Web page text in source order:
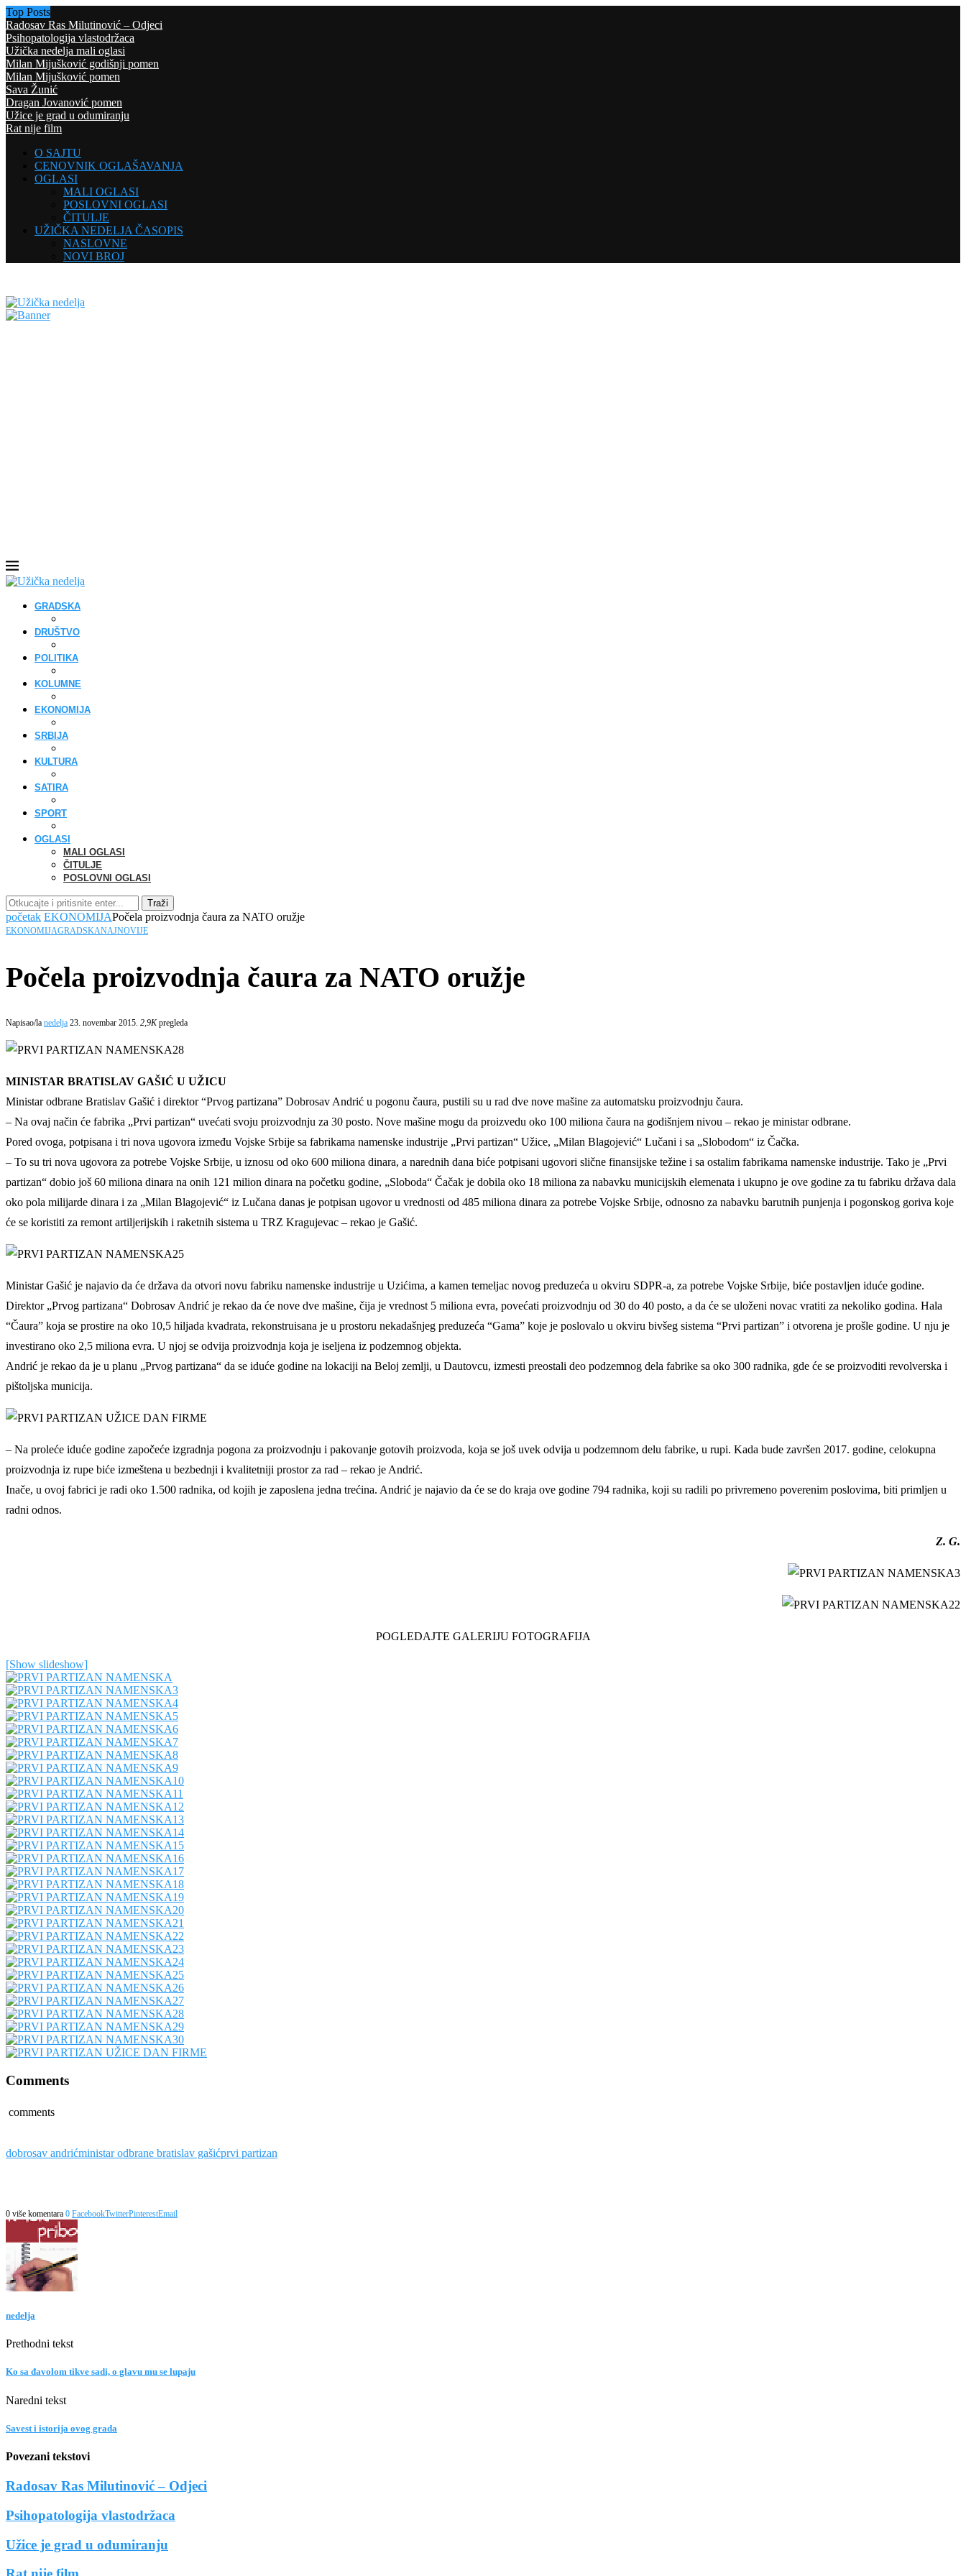
Top Posts
Radosav Ras Milutinović – Odjeci
Psihopatologija vlastodržaca
Užička nedelja mali oglasi
Milan Mijušković godišnji pomen
Milan Mijušković pomen
Sava Žunić
Dragan Jovanović pomen
Užice je grad u odumiranju
Rat nije film
O SAJTU
CENOVNIK OGLAŠAVANJA
OGLASI
MALI OGLASI
POSLOVNI OGLASI
ČITULJE
UŽIČKA NEDELJA ČASOPIS
NASLOVNE
NOVI BROJ
GRADSKA
DRUŠTVO
POLITIKA
KOLUMNE
EKONOMIJA
SRBIJA
KULTURA
SATIRA
SPORT
OGLASI
MALI OGLASI
ČITULJE
POSLOVNI OGLASI
Traži
početak EKONOMIJAPočela proizvodnja čaura za NATO oružje
EKONOMIJAGRADSKANAJNOVIJE
Počela proizvodnja čaura za NATO oružje
Napisao/la nedelja 23. novembar 2015. 2,9Kpregleda
MINISTAR BRATISLAV GAŠIĆ U UŽICU
Ministar odbrane Bratislav Gašić i direktor “Prvog partizana” Dobrosav Andrić u pogonu čaura, pustili su u rad dve nove mašine za automatsku proizvodnju čaura.
– Na ovaj način će fabrika „Prvi partizan“ uvećati svoju proizvodnju za 30 posto. Nove mašine mogu da proizvedu oko 100 miliona čaura na godišnjem nivou – rekao je ministar odbrane.
Pored ovoga, potpisana i tri nova ugovora između Vojske Srbije sa fabrikama namenske industrije „Prvi partizan“ Užice, „Milan Blagojević“ Lučani i sa „Slobodom“ iz Čačka.
– To su tri nova ugovora za potrebe Vojske Srbije, u iznosu od oko 600 miliona dinara, a narednih dana biće potpisani ugovori slične finansijske težine i sa ostalim fabrikama namenske industrije. Tako je „Prvi
partizan“ dobio još 60 miliona dinara na onih 121 milion dinara na početku godine, „Sloboda“ Čačak je dobila oko 18 miliona za nabavku municijskih elemenata i ukupno je ove godine za tu fabriku država dala
oko pola milijarde dinara i za „Milan Blagojević“ iz Lučana danas je potpisan ugovor u vrednosti od 485 miliona dinara za potrebe Vojske Srbije, odnosno za nabavku barutnih punjenja i pogonskog goriva koje
će se koristiti za remont artiljerijskih i raketnih sistema u TRZ Kragujevac – rekao je Gašić.
Ministar Gašić je najavio da će država da otvori novu fabriku namenske industrije u Uzićima, a kamen temeljac novog preduzeća u okviru SDPR-a, za potrebe Vojske Srbije, biće postavljen iduće godine.
Direktor „Prvog partizana“ Dobrosav Andrić je rekao da će nove dve mašine, čija je vrednost 5 miliona evra, povećati proizvodnju od 30 do 40 posto, a da će se uloženi novac vratiti za nekoliko godina. Hala
“Čaura” koja se prostire na oko 10,5 hiljada kvadrata, rekonstruisana je u prostoru nekadašnjeg preduzeća “Gama” koje je poslovalo u okviru bivšeg sistema “Prvi partizan” i otvorena je prošle godine. U nju je
investirano oko 2,5 miliona evra. U njoj se odvija proizvodnja koja je iseljena iz podzemnog objekta.
Andrić je rekao da je u planu „Prvog partizana“ da se iduće godine na lokaciji na Beloj zemlji, u Dautovcu, izmesti preostali deo podzemnog dela fabrike sa oko 300 radnika, gde će se proizvoditi revolverska i
pištoljska municija.
– Na proleće iduće godine započeće izgradnja pogona za proizvodnju i pakovanje gotovih proizvoda, koja se još uvek odvija u podzemnom delu fabrike, u rupi. Kada bude završen 2017. godine, celokupna
proizvodnja iz rupe biće izmeštena u bezbednji i kvalitetniji prostor za rad – rekao je Andrić.
Inače, u ovoj fabrici je radi oko 1.500 radnika, od kojih je zaposlena jedna trećina. Andrić je najavio da će se do kraja ove godine 794 radnika, koji su radili po privremeno poverenim poslovima, biti primljen u
radni odnos.
Z. G.
POGLEDAJTE GALERIJU FOTOGRAFIJA
[Show slideshow]
Comments
comments
dobrosav andrićministar odbrane bratislav gašićprvi partizan
0 više komentara 0 FacebookTwitterPinterestEmail
nedelja
Prethodni tekst
Ko sa đavolom tikve sadi, o glavu mu se lupaju
Naredni tekst
Savest i istorija ovog grada
Povezani tekstovi
Radosav Ras Milutinović – Odjeci
Psihopatologija vlastodržaca
Užice je grad u odumiranju